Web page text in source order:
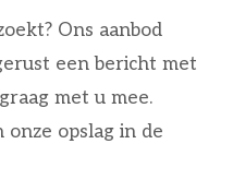
Ons aanbod
een bericht met
met u mee.
onze opslag in de